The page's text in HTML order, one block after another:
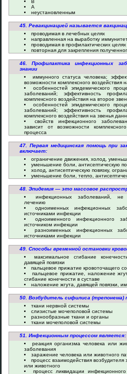
В
А
неустановленным
45. Ревакцинацией называется
проводимая в лечебных целях
направленная на выработку
проводимая в профилактических целях
повторная для закрепления
46. Профилактика инфекционных
знании
иммунного статуса человека;
возможности комплексного воздействия
особенностей эпидемического
заболеваний; эффективность
комплексного воздействия на второе
особенностей эпидемического
заболеваний; эффективность
комплексного воздействия на звенья
свойств инфекционного
зависит от возможности
процесса
47. Первая медицинская помощь при
включает:
ограничение движения, холод,
уменьшение боли, антисептическую
холод, антисептическую повязку,
уменьшение боли, тепло,
48. Эпидемия — это массовое
инфекционных заболеваний, не
лечению
одноименных инфекционных
источниками инфекции
одноименного инфекционного
источником инфекции
разноименных инфекционных
источниками инфекции
49. Способы временной остановки
максимальное сгибание
давящей повязки
пальцевое прижатие кровоточащего
пальцевое прижатие, наложение
сгибание конечности в суставе
наложение жгута, давящей повязки,
50. Возбудитель сифилиса (трепонема)
ткани нервной системы
слизистые мочеполовой системы
разнообразные ткани и органы
ткани мочеполовой системы
51. Инфекционным процессом является:
реакция организма человека или
заболевания
заражение человека или животного
процесс взаимодействия
или животного
процесс ликвидации